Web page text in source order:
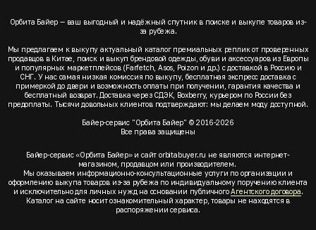
Орбита Байер — ваш выгодный и надёжный спутник в поиске и выкупе товаров из-
за рубежа.
Мы предлагаем к выкупу актуальный каталог премиальных реплик от проверенных
продавцов в Китае, поиск и выкуп брендовой одежды, обуви и аксессуаров из Европы
и популярных маркетплейсов (Farfetch, Asos, Poizon и др.) с доставкой в Россию и
СНГ. У нас самая низкая комиссия по выкупу, бесплатная экспресс доставка с
примеркой до двери и возможность оплаты при получении, гарантия качества и
бесплатный возврат. Доставка через СДЭК, Boxberry, курьером по России без
предоплаты. Тысячи довольных клиентов подтверждают: мы делаем моду доступной.
Байер-сервис "Орбита Байер" © 2016-2026
Все права защищены
Байер-сервис «Орбита Байер» и сайт orbitabuyer.ru не являются интернет-
магазином, продавцом или производителем.
Мы оказываем информационно-консультационные услуги по организации и
оформлению выкупа товаров из-за рубежа по индивидуальному поручению клиента
и исключительно для личных нужд на основании публичногоАгентского договора.
Каталог на сайте носит ознакомительный характер, товары не находятся в
распоряжении сервиса.